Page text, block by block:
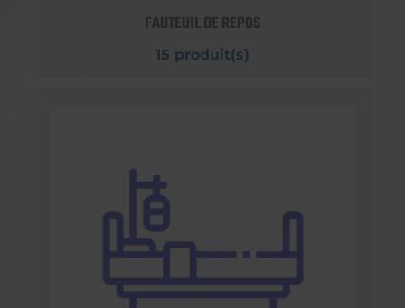
FAUTEUIL DE REPOS
15 produit(s)